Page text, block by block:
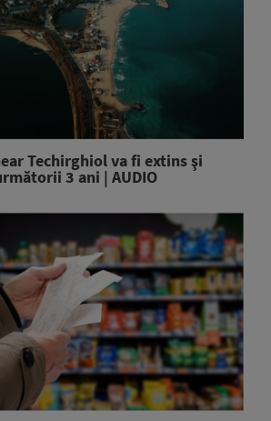
Techirghiol va fi extins şi
3 ani | AUDIO